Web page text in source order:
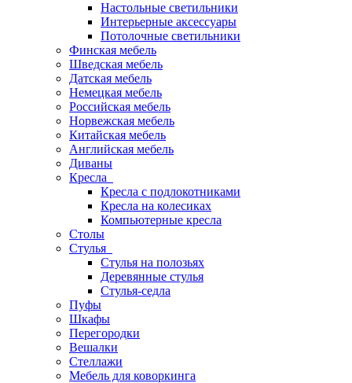
Настольные светильники
Интерьерные аксессуары
Потолочные светильники
Финская мебель
Шведская мебель
Датская мебель
Немецкая мебель
Российская мебель
Норвежская мебель
Китайская мебель
Английская мебель
Диваны
Кресла
Кресла с подлокотниками
Кресла на колесиках
Компьютерные кресла
Столы
Стулья
Стулья на полозьях
Деревянные стулья
Стулья-седла
Пуфы
Шкафы
Перегородки
Вешалки
Стеллажи
Мебель для коворкинга